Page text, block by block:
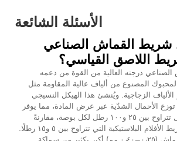
الأسئلة الشائعة
شريط القماش الصناعي
اللاصق القياسي؟
درجته العالية من القوة من دعمه
المصنوع من ألياف عالية المقاومة مثل
الألياف الزجاجية. ويُنشئ هذا الهيكل النسيجي
الأحمال الشدّية عبر عرض المادة، مما يوفر
مقاومة قصوى للانفصال تتراوح بين ٢٥ و١٠٠ رطل لكل بوصة، مقارنةً
بالمقادير القياسية لشريط الأفلام البلاستيكية التي تتراوح بين ٥ و١٥ رطلًا.